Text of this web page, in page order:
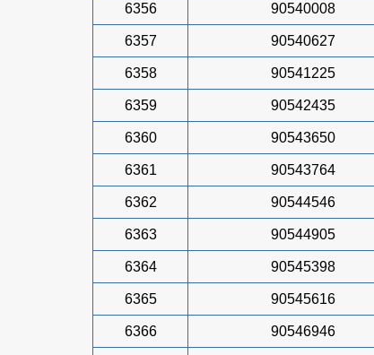
6356 90540008
6357 90540627
6358 90541225
6359 90542435
6360 90543650
6361 90543764
6362 90544546
6363 90544905
6364 90545398
6365 90545616
6366 90546946